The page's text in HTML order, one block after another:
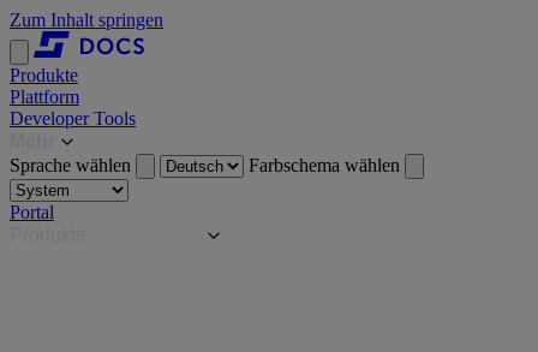
Zum Inhalt springen
Produkte
Plattform
Developer Tools
Sprache wählen
Farbschema wählen
Portal